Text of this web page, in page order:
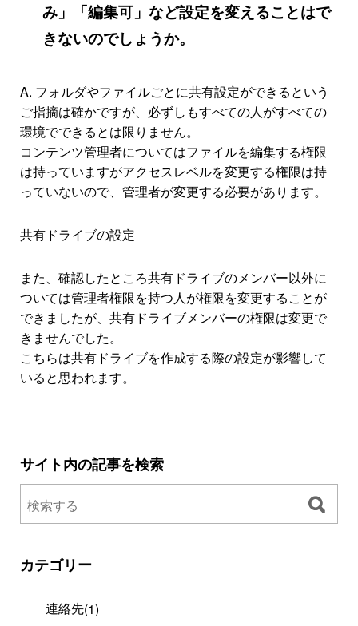
み」「編集可」など設定を変えることはで
きないのでしょうか。
A. フォルダやファイルごとに共有設定ができるという
ご指摘は確かですが、必ずしもすべての人がすべての
環境でできるとは限りません。
コンテンツ管理者についてはファイルを編集する権限
は持っていますがアクセスレベルを変更する権限は持
っていないので、管理者が変更する必要があります。
共有ドライブの設定
また、確認したところ共有ドライブのメンバー以外に
ついては管理者権限を持つ人が権限を変更することが
できましたが、共有ドライブメンバーの権限は変更で
きませんでした。
こちらは共有ドライブを作成する際の設定が影響して
いると思われます。
サイト内の記事を検索
カテゴリー
連絡先(1)